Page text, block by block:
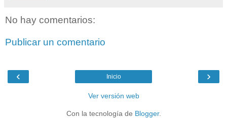
No hay comentarios:
Publicar un comentario
‹ ›
Inicio
Ver versión web
Con la tecnología de Blogger.